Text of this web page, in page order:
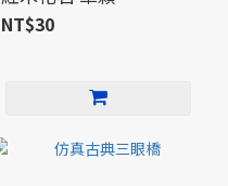
NT$30